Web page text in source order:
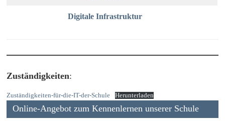
Digitale Infrastruktur
Zuständigkeiten:
Zuständigkeiten-für-die-IT-der-Schule Herunterladen
Online-Angebot zum Kennenlernen unserer Schule